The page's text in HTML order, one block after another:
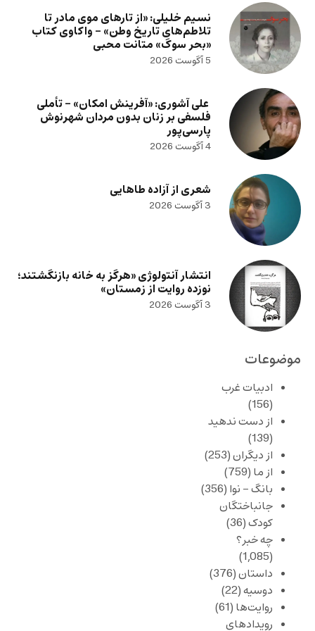
نسیم خلیلی: «از تارهای موی مادر تا
تلاطم‌های تاریخ وطن» – واکاوی کتاب
«بحر سوگ» متانت محبی
5 آگوست 2026
علی آشوری: «آفرینش امکان» – تأملی
فلسفی بر زنان بدون مردان شهرنوش
پارسی‌پور
4 آگوست 2026
شعری از آزاده طاهایی
3 آگوست 2026
انتشار آنتولوژی «هرگز به خانه بازنگشتند؛
نوزده روایت از زمستان»
3 آگوست 2026
موضوعات
ادبیات غرب
(156)
از دست ندهید
(139)
از دیگران(253)
از ما (759)
بانگ – نوا (356)
جانباختگان
کودک(36)
چه خبر؟
(1,085)
داستان(376)
دوسیه(22)
روایت‌ها (61)
رویدادهای